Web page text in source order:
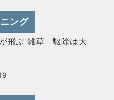
ング
飛ぶ 雑草 駆除は大